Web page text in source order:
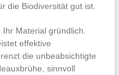
die Biodiversität gut ist.
Material gründlich.
effektive
die unbeabsichtigte
sinnvoll